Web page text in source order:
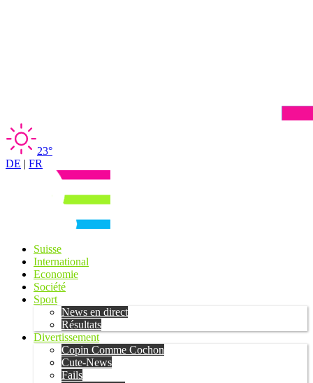
23°
DE | FR
Suisse
International
Economie
Société
Sport
News en direct
Résultats
Divertissement
Copin Comme Cochon
Cute-News
Fails